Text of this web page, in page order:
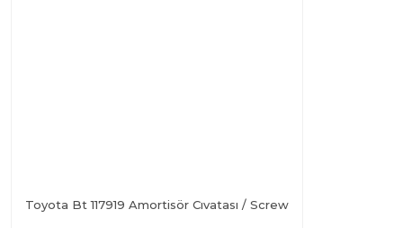
Toyota Bt 117919 Amortisör Cıvatası / Screw